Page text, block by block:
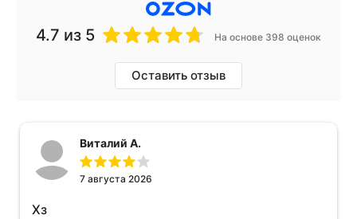
4.7 из 5 На основе 398 оценок
Оставить отзыв
Виталий А.
7 августа 2026
Хз